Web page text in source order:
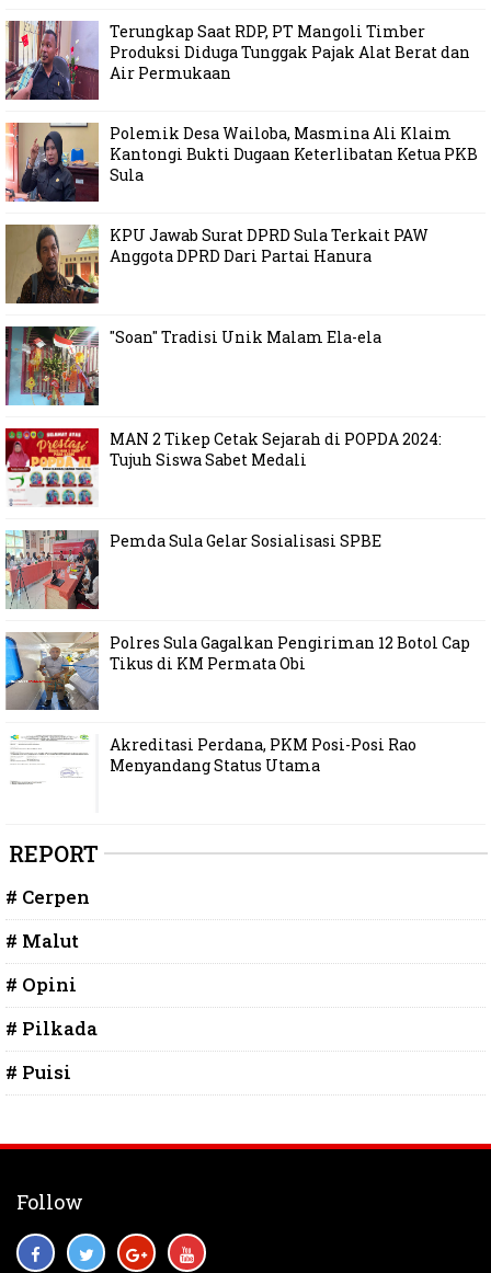
Terungkap Saat RDP, PT Mangoli Timber
Produksi Diduga Tunggak Pajak Alat Berat dan
Air Permukaan
Polemik Desa Wailoba, Masmina Ali Klaim
Kantongi Bukti Dugaan Keterlibatan Ketua PKB
Sula
KPU Jawab Surat DPRD Sula Terkait PAW
Anggota DPRD Dari Partai Hanura
"Soan" Tradisi Unik Malam Ela-ela
MAN 2 Tikep Cetak Sejarah di POPDA 2024:
Tujuh Siswa Sabet Medali
Pemda Sula Gelar Sosialisasi SPBE
Polres Sula Gagalkan Pengiriman 12 Botol Cap
Tikus di KM Permata Obi
Akreditasi Perdana, PKM Posi-Posi Rao
Menyandang Status Utama
REPORT
# Cerpen
# Malut
# Opini
# Pilkada
# Puisi
Follow